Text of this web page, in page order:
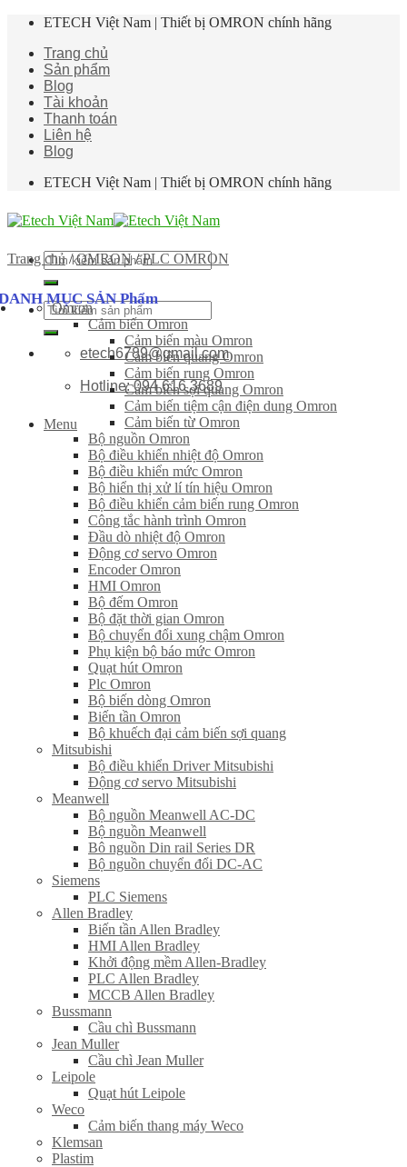
Skip
content
ETECH Việt Nam | Thiết bị OMRON chính hãng
Trang chủ
Sản phẩm
Blog
Tài khoản
Thanh toán
Liên hệ
Blog
ETECH Việt Nam | Thiết bị OMRON chính hãng
Tìm
kiếm:
Tìm
kiếm:
etech6789@gmail.com
Hotline: 094 616 3689
Menu
Trang chủ / OMRON / PLC OMRON
MỤC SẢN Phẩm
Omron
Cảm biến Omron
Cảm biến màu Omron
Cảm biến quang Omron
Cảm biến rung Omron
Cảm biến sợi quang Omron
Cảm biến tiệm cận điện dung Omron
Cảm biến từ Omron
Bộ nguồn Omron
Bộ điều khiển nhiệt độ Omron
Bộ điều khiển mức Omron
Bộ hiển thị xử lí tín hiệu Omron
Bộ điều khiển cảm biến rung Omron
Công tắc hành trình Omron
Đầu dò nhiệt độ Omron
Động cơ servo Omron
Encoder Omron
HMI Omron
Bộ đếm Omron
Bộ đặt thời gian Omron
Bộ chuyển đổi xung chậm Omron
Phụ kiện bộ báo mức Omron
Quạt hút Omron
Plc Omron
Bộ biến dòng Omron
Biến tần Omron
Bộ khuếch đại cảm biến sợi quang
Mitsubishi
Bộ điều khiển Driver Mitsubishi
Động cơ servo Mitsubishi
Meanwell
Bộ nguồn Meanwell AC-DC
Bộ nguồn Meanwell
Bô nguồn Din rail Series DR
Bộ nguồn chuyển đổi DC-AC
Siemens
PLC Siemens
Allen Bradley
Biến tần Allen Bradley
HMI Allen Bradley
Khởi động mềm Allen-Bradley
PLC Allen Bradley
MCCB Allen Bradley
Bussmann
Cầu chì Bussmann
Jean Muller
Cầu chì Jean Muller
Leipole
Quạt hút Leipole
Weco
Cảm biến thang máy Weco
Klemsan
Plastim